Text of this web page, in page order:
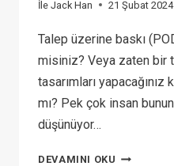
İle Jack Han 21 Şubat 2024
Talep üzerine baskı
misiniz? Veya zaten bir
tasarımları yapacağınız
mı? Pek çok insan
düşünüyor…
DEVAMINI OKU TALEP